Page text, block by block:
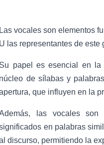
vocales son elementos
las representantes de este
papel es esencial en la
de sílabas y
que influyen en la
las vocales son
en palabras
discurso, permitiendo la